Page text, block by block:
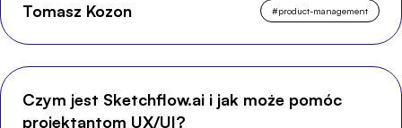
Tomasz Kozon #product-management
Czym jest Sketchflow.ai i jak może pomóc
projektantom UX/UI?